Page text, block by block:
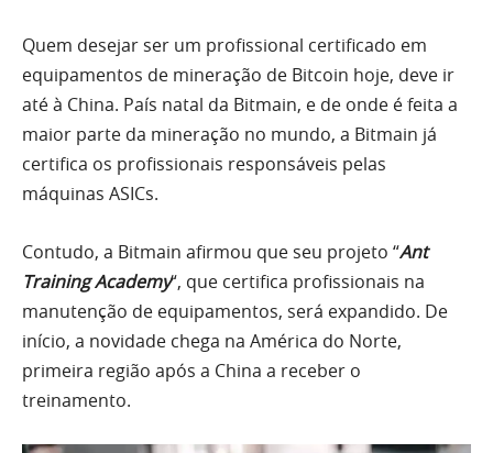
Quem desejar ser um profissional certificado em
equipamentos de mineração de Bitcoin hoje, deve ir
até à China. País natal da Bitmain, e de onde é feita a
maior parte da mineração no mundo, a Bitmain já
certifica os profissionais responsáveis pelas
máquinas ASICs.
Contudo, a Bitmain afirmou que seu projeto “Ant
Training Academy“, que certifica profissionais na
manutenção de equipamentos, será expandido. De
início, a novidade chega na América do Norte,
primeira região após a China a receber o
treinamento.